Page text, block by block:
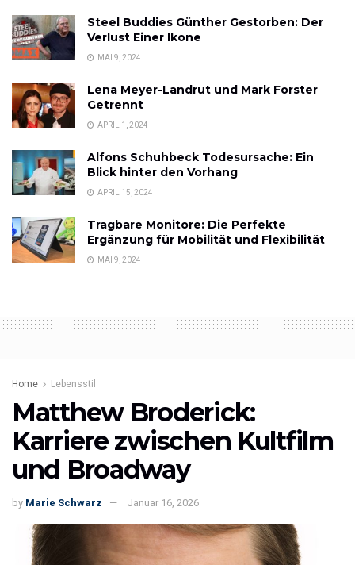
Steel Buddies Günther Gestorben: Der
Verlust Einer Ikone
MAI 9, 2024
Lena Meyer-Landrut und Mark Forster
Getrennt
APRIL 1, 2024
Alfons Schuhbeck Todesursache: Ein
Blick hinter den Vorhang
APRIL 15, 2024
Tragbare Monitore: Die Perfekte
Ergänzung für Mobilität und Flexibilität
MAI 9, 2024
Home Lebensstil
Matthew Broderick:
Karriere zwischen Kultfilm
und Broadway
by Marie Schwarz Januar 16, 2026